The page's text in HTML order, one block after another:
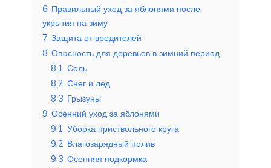
6 Правильный уход за яблонями после
укрытия на зиму
7 Защита от вредителей
8 Опасность для деревьев в зимний период
8.1 Соль
8.2 Снег и лед
8.3 Грызуны
9 Осенний уход за яблонями
9.1 Уборка приствольного круга
9.2 Влагозарядный полив
9.3 Осенняя подкормка